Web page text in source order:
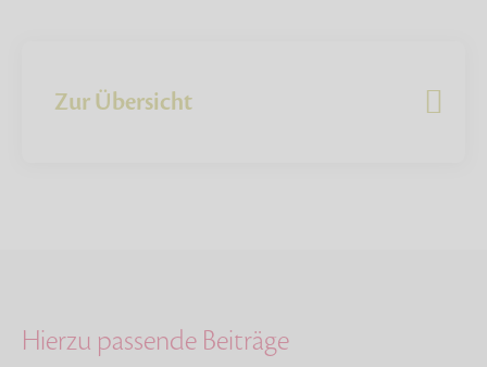
Zur Übersicht
Hierzu passende Beiträge